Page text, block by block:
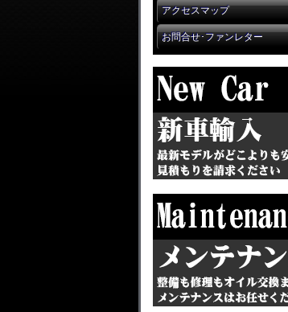
アクセスマップ
お問合せ･ファンレター